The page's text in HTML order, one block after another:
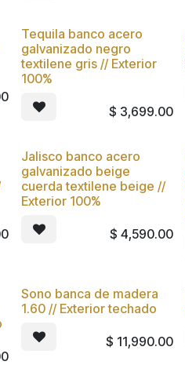
Nuevo
Tequila banco acero
galvanizado negro
textilene gris // Exterior
100%
$ 3,699.00
Nuevo
Jalisco banco acero
galvanizado beige
cuerda textilene beige //
Exterior 100%
$4,590.00
Sono banca de madera
1.60 // Exterior techado
$ 11,990.00